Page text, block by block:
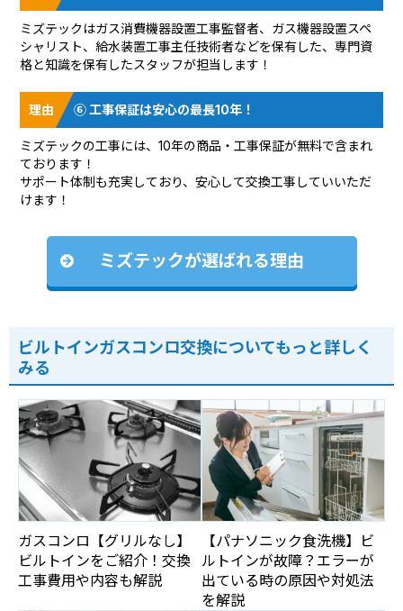
ミズテックはガス消費機器設置工事監督者、ガス機器設置スペ
シャリスト、給水装置工事主任技術者などを保有した、専門資
格と知識を保有したスタッフが担当します！
⑥ 工事保証は安心の最長10年！
ミズテックの工事には、10年の商品・工事保証が無料で含まれ
ております！
サポート体制も充実しており、安心して交換工事していいただ
けます！
ミズテックが選ばれる理由
ビルトインガスコンロ交換についてもっと詳しく
みる
ガスコンロ【グリルなし】
ビルトインをご紹介！交換
工事費用や内容も解説
【パナソニック食洗機】ビ
ルトインが故障？エラーが
出ている時の原因や対処法
を解説